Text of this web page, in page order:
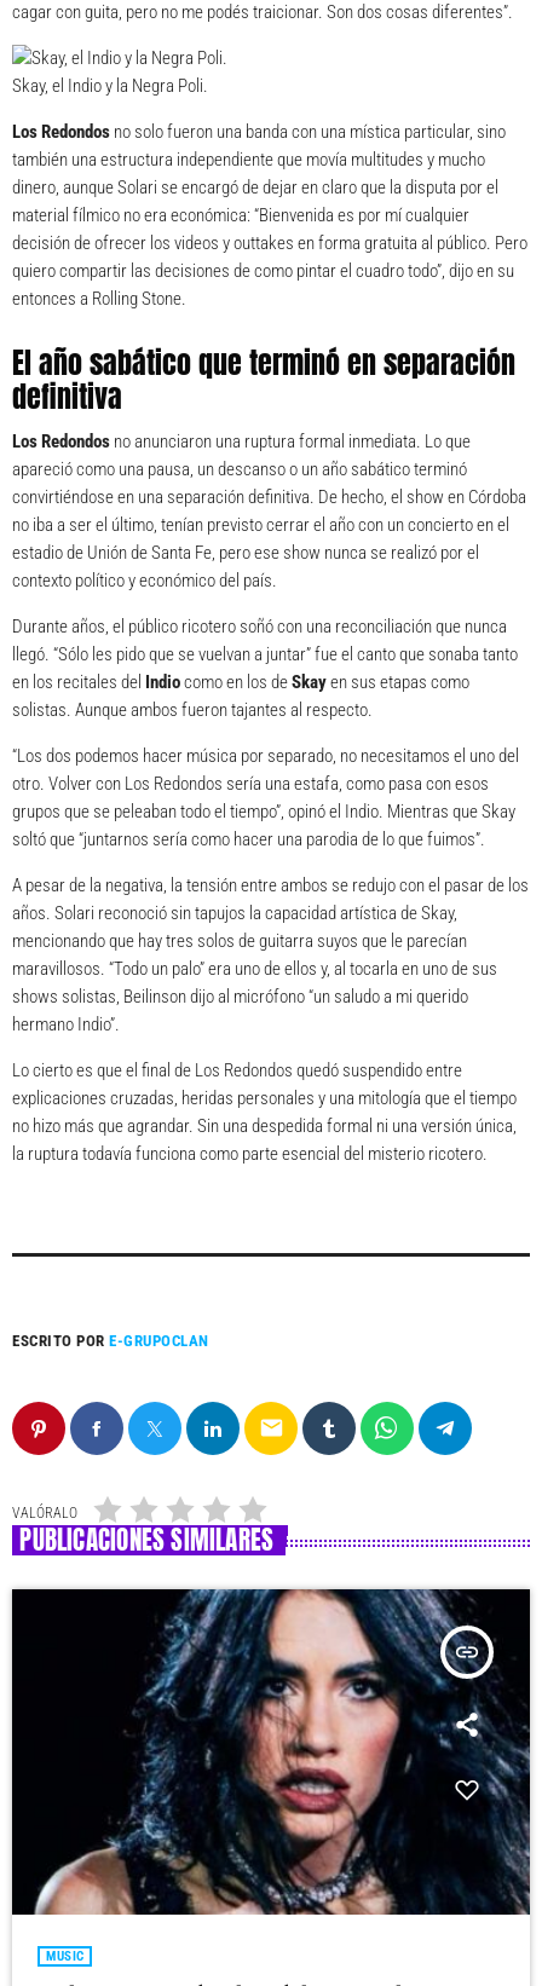
cagar con guita, pero no me podés traicionar. Son dos cosas diferentes”.
Skay, el Indio y la Negra Poli.
Los Redondos no solo fueron una banda con una mística particular, sino
también una estructura independiente que movía multitudes y mucho
dinero, aunque Solari se encargó de dejar en claro que la disputa por el
material fílmico no era económica: “Bienvenida es por mí cualquier
decisión de ofrecer los videos y outtakes en forma gratuita al público. Pero
quiero compartir las decisiones de como pintar el cuadro todo”, dijo en su
entonces a Rolling Stone.
El año sabático que terminó en separación
definitiva
Los Redondos no anunciaron una ruptura formal inmediata. Lo que
apareció como una pausa, un descanso o un año sabático terminó
convirtiéndose en una separación definitiva. De hecho, el show en Córdoba
no iba a ser el último, tenían previsto cerrar el año con un concierto en el
estadio de Unión de Santa Fe, pero ese show nunca se realizó por el
contexto político y económico del país.
Durante años, el público ricotero soñó con una reconciliación que nunca
llegó. “Sólo les pido que se vuelvan a juntar” fue el canto que sonaba tanto
en los recitales del Indiocomo en los deSkayen sus etapas como
solistas. Aunque ambos fueron tajantes al respecto.
“Los dos podemos hacer música por separado, no necesitamos el uno del
otro. Volver con Los Redondos sería una estafa, como pasa con esos
grupos que se peleaban todo el tiempo”, opinó el Indio. Mientras que Skay
soltó que “juntarnos sería como hacer una parodia de lo que fuimos”.
A pesar de la negativa, la tensión entre ambos se redujo con el pasar de los
años. Solari reconoció sin tapujos la capacidad artística de Skay,
mencionando que hay tres solos de guitarra suyos que le parecían
maravillosos. “Todo un palo” era uno de ellos y, al tocarla en uno de sus
shows solistas, Beilinson dijo al micrófono “un saludo a mi querido
hermano Indio”.
Lo cierto es que el final de Los Redondos quedó suspendido entre
explicaciones cruzadas, heridas personales y una mitología que el tiempo
no hizo más que agrandar. Sin una despedida formal ni una versión única,
la ruptura todavía funciona como parte esencial del misterio ricotero.
ESCRITO PORE-GRUPOCLAN
email
VALÓRALO
PUBLICACIONES SIMILARES
insert_link
MUSIC